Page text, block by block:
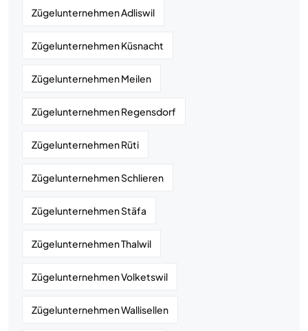
Zügelunternehmen Adliswil
Zügelunternehmen Küsnacht
Zügelunternehmen Meilen
Zügelunternehmen Regensdorf
Zügelunternehmen Rüti
Zügelunternehmen Schlieren
Zügelunternehmen Stäfa
Zügelunternehmen Thalwil
Zügelunternehmen Volketswil
Zügelunternehmen Wallisellen